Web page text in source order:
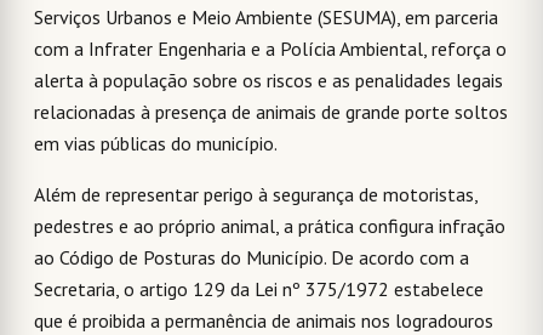
Serviços Urbanos e Meio Ambiente (SESUMA), em parceria
com a Infrater Engenharia e a Polícia Ambiental, reforça o
alerta à população sobre os riscos e as penalidades legais
relacionadas à presença de animais de grande porte soltos
em vias públicas do município.
Além de representar perigo à segurança de motoristas,
pedestres e ao próprio animal, a prática configura infração
ao Código de Posturas do Município. De acordo com a
Secretaria, o artigo 129 da Lei nº 375/1972 estabelece
que é proibida a permanência de animais nos logradouros